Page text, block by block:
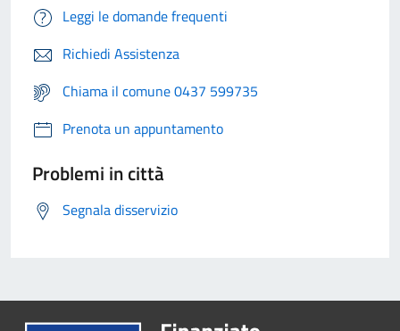
Leggi le domande frequenti
Richiedi Assistenza
Chiama il comune 0437 599735
Prenota un appuntamento
Problemi in città
Segnala disservizio